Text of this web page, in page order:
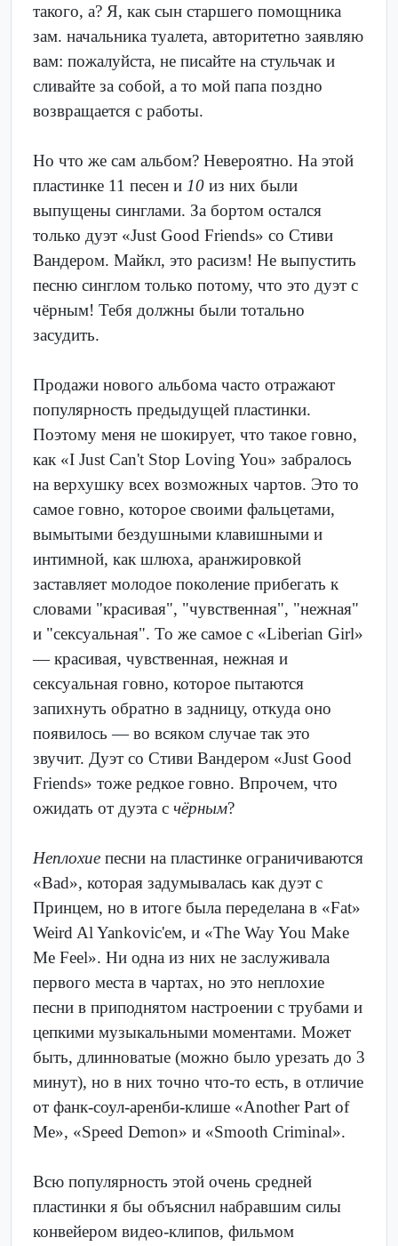
такого, а? Я, как сын старшего помощника
зам. начальника туалета, авторитетно заявляю
вам: пожалуйста, не писайте на стульчак и
сливайте за собой, а то мой папа поздно
возвращается с работы.
Но что же сам альбом? Невероятно. На этой
пластинке 11 песен и 10 из них были
выпущены синглами. За бортом остался
только дуэт «Just Good Friends» со Стиви
Вандером. Майкл, это расизм! Не выпустить
песню синглом только потому, что это дуэт с
чёрным! Тебя должны были тотально
засудить.
Продажи нового альбома часто отражают
популярность предыдущей пластинки.
Поэтому меня не шокирует, что такое говно,
как «I Just Can't Stop Loving You» забралось
на верхушку всех возможных чартов. Это то
самое говно, которое своими фальцетами,
вымытыми бездушными клавишными и
интимной, как шлюха, аранжировкой
заставляет молодое поколение прибегать к
словами "красивая", "чувственная", "нежная"
и "сексуальная". То же самое с «Liberian Girl»
— красивая, чувственная, нежная и
сексуальная говно, которое пытаются
запихнуть обратно в задницу, откуда оно
появилось — во всяком случае так это
звучит. Дуэт со Стиви Вандером «Just Good
Friends» тоже редкое говно. Впрочем, что
ожидать от дуэта с чёрным?
Неплохие песни на пластинке ограничиваются
«Bad», которая задумывалась как дуэт с
Принцем, но в итоге была переделана в «Fat»
Weird Al Yankovic'ем, и «The Way You Make
Me Feel». Ни одна из них не заслуживала
первого места в чартах, но это неплохие
песни в приподнятом настроении с трубами и
цепкими музыкальными моментами. Может
быть, длинноватые (можно было урезать до 3
минут), но в них точно что-то есть, в отличие
от фанк-соул-аренби-клише «Another Part of
Me», «Speed Demon» и «Smooth Criminal».
Всю популярность этой очень средней
пластинки я бы объяснил набравшим силы
конвейером видео-клипов, фильмом